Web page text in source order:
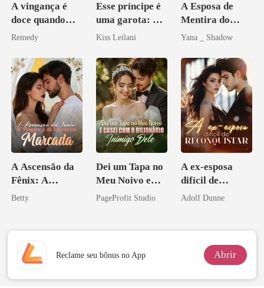
A vingança é
doce quando
você é uma
Remedy
Esse príncipe é
uma garota: A
companheira
maligno
Kiss Leilani
A Esposa de
Mentira do
Sottocapo
Yana _ Shadow
A Ascensão da
Fênix: A
Vingança da
Betty
Dei um Tapa no
Meu Noivo e
Casei com o
PageProfit Studio
A ex-esposa
difícil de
reconquistar
Adolf Dunne
Reclame seu bônus no App Abrir